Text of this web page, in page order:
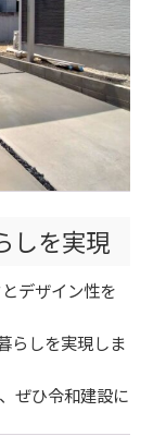
しを実現
デザイン性を
らしを実現しま
ぜひ令和建設に